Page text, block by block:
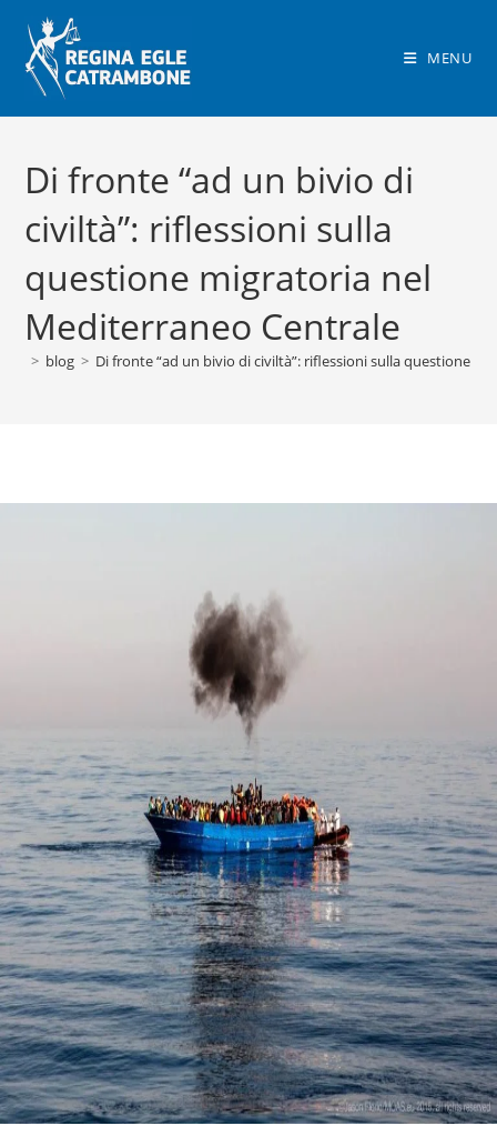
contenuto
MENU
Di fronte “ad un bivio di
civiltà”: riflessioni sulla
questione migratoria nel
Mediterraneo Centrale
> blog > Di fronte “ad un bivio di civiltà”: riflessioni sulla questione